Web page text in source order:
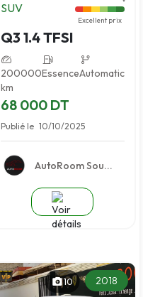
SUV
Excellent prix
Q3 1.4 TFSI
200000
km
EssenceAutomatic
68 000 DT
Publié le 10/10/2025
AutoRoom Sou...
2018
10